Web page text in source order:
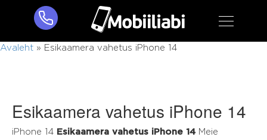
Avaleht » Esikaamera vahetus iPhone 14
Esikaamera vahetus iPhone 14
iPhone 14 Esikaamera vahetus iPhone 14Meie